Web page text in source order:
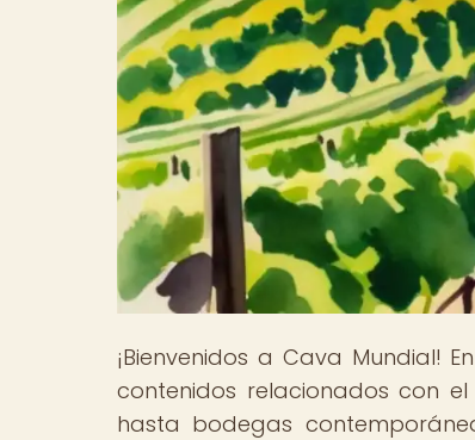
¡Bienvenidos a Cava Mundial!
contenidos relacionados con
hasta bodegas